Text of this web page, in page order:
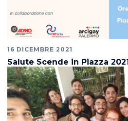
16 DICEMBRE 2021
Salute Scende in Piazza 2021